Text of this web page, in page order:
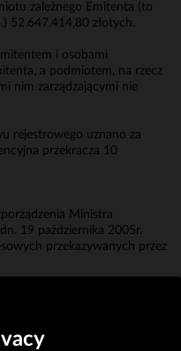
zależnego Emitenta (to
52.647.414,80 złotych.
i osobami
a podmiotem, na rzecz
nim zarządzającymi nie
rejestrowego uznano za
przekracza 10
Ministra
19 października 2005r.
przekazywanych przez